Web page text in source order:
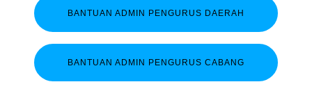
BANTUAN ADMIN PENGURUS DAERAH
BANTUAN ADMIN PENGURUS CABANG